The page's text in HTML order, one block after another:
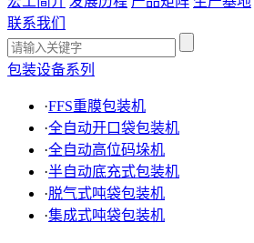
联系我们
包装设备系列
·FFS重膜包装机
·全自动开口袋包装机
·全自动高位码垛机
·半自动底充式包装机
·脱气式吨袋包装机
·集成式吨袋包装机